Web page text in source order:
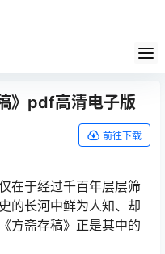
》pdf高清电子版
前往下载
在于经过千百年层层筛
的长河中鲜为人知、却
方斋存稿》正是其中的